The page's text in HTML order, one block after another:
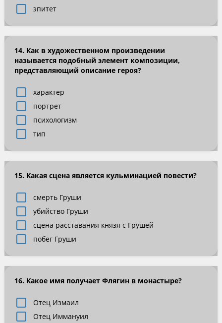
эпитет
14. Как в художественном произведении
называется подобный элемент композиции,
представляющий описание героя?
характер
портрет
психологизм
тип
15. Какая сцена является кульминацией повести?
смерть Груши
убийство Груши
сцена расставания князя с Грушей
побег Груши
16. Какое имя получает Флягин в монастыре?
Отец Измаил
Отец Иммануил